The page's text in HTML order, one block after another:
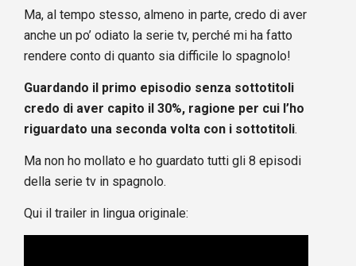
Ma, al tempo stesso, almeno in parte, credo di aver
anche un po’ odiato la serie tv, perché mi ha fatto
rendere conto di quanto sia difficile lo spagnolo!
Guardando il primo episodio senza sottotitoli
credo di aver capito il 30%, ragione per cui l’ho
riguardato una seconda volta con i sottotitoli.
Ma non ho mollato e ho guardato tutti gli 8 episodi
della serie tv in spagnolo.
Qui il trailer in lingua originale: